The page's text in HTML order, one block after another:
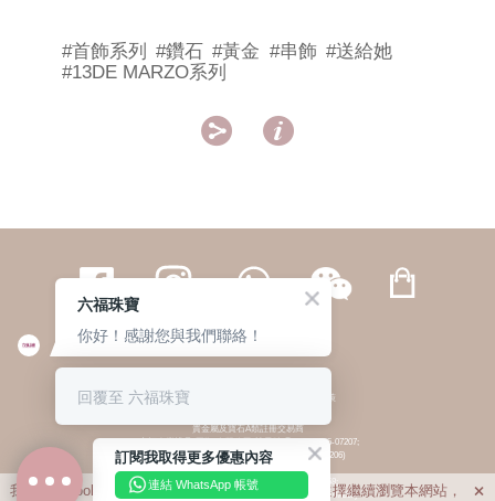
#首飾系列 #鑽石 #黃金 #串飾 #送給她
#13DE MARZO系列
 
繁體 | 簡体
© 六福集團 版權所有 不得轉載 私隱政策
貴金屬及寶石A類註冊交易商
(六福企業禮品(國際)有限公司-註冊號碼:A-B-24-05-07207;
六福電子商貿有限公司-註冊號碼:A-B-24-05-07206)
貴金屬及寶石B類註冊交易商
(六福集團有限公司-註冊號碼:B-B-24-05-07258;
六福珠寶金行(香港)有限公司-註冊號碼:B-B-24-05-07259)
我們利用cookies為您提供最佳的瀏覽體驗。若您選擇繼續瀏覽本網站， 
訂閱我取得更多優惠內容
連結 WhatsApp 帳號
六福珠寶
你好！感謝您與我們聯絡！
回覆至 六福珠寶